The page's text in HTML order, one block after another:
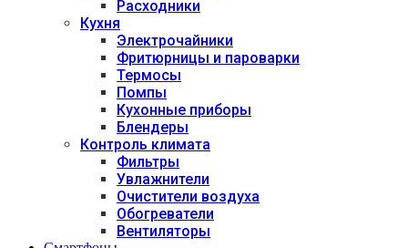
Расходники
Кухня
Электрочайники
Фритюрницы и пароварки
Термосы
Помпы
Кухонные приборы
Блендеры
Контроль климата
Фильтры
Увлажнители
Очистители воздуха
Обогреватели
Вентиляторы